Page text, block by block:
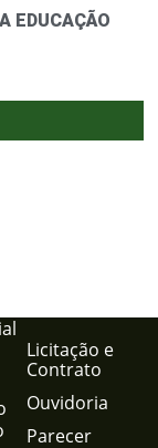
EDUCAÇÃO
Licitação e
Contrato
Ouvidoria
Parecer